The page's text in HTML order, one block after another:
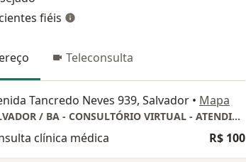
fiéis
Teleconsulta
Tancredo Neves 939, Salvador • Mapa
SALVADOR / BA - CONSULTÓRIO VIRTUAL - ATENDIMENTO EXCLUSIVAMENTE ONLINE
clínica médica R$ 100